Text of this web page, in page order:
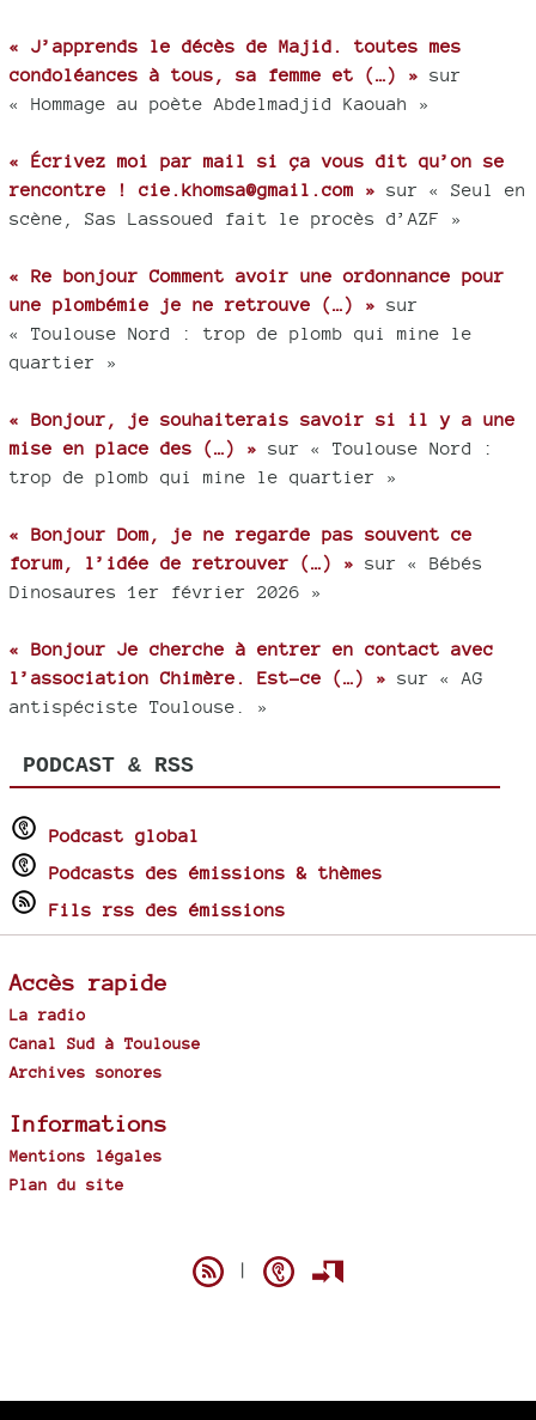
« J’apprends le décès de Majid. toutes mes
condoléances à tous, sa femme et (…) » sur
« Hommage au poète Abdelmadjid Kaouah »
« Écrivez moi par mail si ça vous dit qu’on se
rencontre ! cie.khomsa@gmail.com » sur « Seul en
scène, Sas Lassoued fait le procès d’AZF »
« Re bonjour Comment avoir une ordonnance pour
une plombémie je ne retrouve (…) » sur
« Toulouse Nord : trop de plomb qui mine le
quartier »
« Bonjour, je souhaiterais savoir si il y a une
mise en place des (…) » sur « Toulouse Nord :
trop de plomb qui mine le quartier »
« Bonjour Dom, je ne regarde pas souvent ce
forum, l’idée de retrouver (…) » sur « Bébés
Dinosaures 1er février 2026 »
« Bonjour Je cherche à entrer en contact avec
l’association Chimère. Est-ce (…) » sur « AG
antispéciste Toulouse. »
PODCAST & RSS
Podcast global
Podcasts des émissions & thèmes
Fils rss des émissions
Accès rapide
La radio
Canal Sud à Toulouse
Archives sonores
Informations
Mentions légales
Plan du site
|